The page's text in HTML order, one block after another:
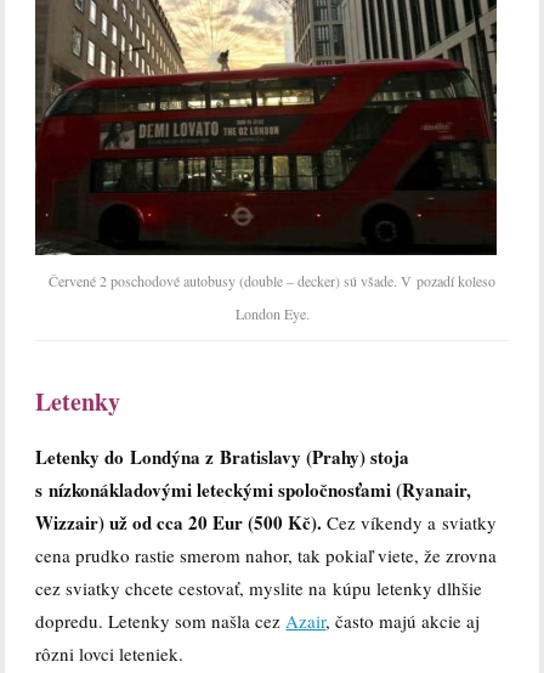
Červené 2 poschodové autobusy (double – decker) sú všade. V pozadí koleso
London Eye.
Letenky
Letenky do Londýna z Bratislavy (Prahy) stoja
s nízkonákladovými leteckými spoločnosťami (Ryanair,
Wizzair) už od cca 20 Eur (500 Kč). Cez víkendy a sviatky
cena prudko rastie smerom nahor, tak pokiaľ viete, že zrovna
cez sviatky chcete cestovať, myslite na kúpu letenky dlhšie
dopredu. Letenky som našla cezAzair, často majú akcie aj
rôzni lovci leteniek.